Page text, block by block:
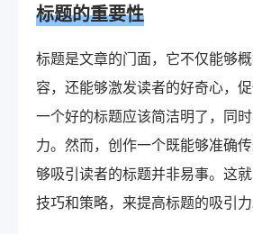
标题的重要性
标题是文章的门面，它不仅能够
容，还能够激发读者的好奇心，促
一个好的标题应该简洁明了，同时
力。然而，创作一个既能够准确
够吸引读者的标题并非易事。这
技巧和策略，来提高标题的吸引力